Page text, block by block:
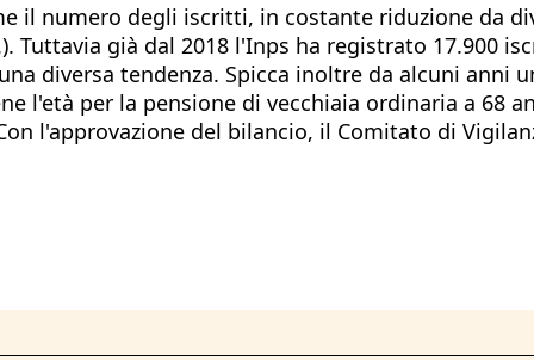
il numero degli iscritti, in costante riduzione da
Tuttavia già dal 2018 l'Inps ha registrato 17.900
diversa tendenza. Spicca inoltre da alcuni anni
l'età per la pensione di vecchiaia ordinaria a 68
l'approvazione del bilancio, il Comitato di